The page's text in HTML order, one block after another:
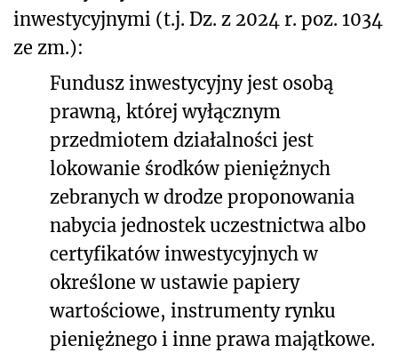
inwestycyjnymi (t.j. Dz. z 2024 r. poz. 1034
ze zm.):
Fundusz inwestycyjny jest osobą
prawną, której wyłącznym
przedmiotem działalności jest
lokowanie środków pieniężnych
zebranych w drodze proponowania
nabycia jednostek uczestnictwa albo
certyfikatów inwestycyjnych w
określone w ustawie papiery
wartościowe, instrumenty rynku
pieniężnego i inne prawa majątkowe.